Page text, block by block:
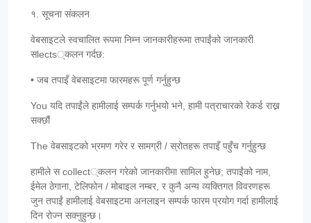
१. सूचना संकलन
वेबसाइटले स्वचालित रूपमा निम्न जानकारीहरूमा तपाईंको जानकारी
सlects्कलन गर्दछ:
• जब तपाइँ वेबसाइटमा फारमहरू पूर्ण गर्नुहुन्छ
You यदि तपाईंले हामीलाई सम्पर्क गर्नुभयो भने, हामी पत्राचारको रेकर्ड राख्न
सक्छौं
The वेबसाइटको भ्रमण गरेर र सामग्री / स्रोतहरू तपाइँ पहुँच गर्नुहुन्छ
हामीले स collect्कलन गरेको जानकारीमा सामिल हुनेछ; तपाईंको नाम,
ईमेल ठेगाना, टेलिफोन / मोबाइल नम्बर, र कुनै अन्य व्यक्तिगत विवरणहरू
जुन तपाईं हामीलाई वेबसाइटमा अनलाइन सम्पर्क फारम प्रयोग गर्दा हामीलाई
दिन रोज्न सक्नुहुन्छ।